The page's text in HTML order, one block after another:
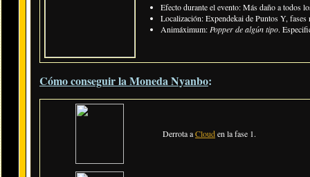
Efecto durante el evento:Más daño a todos
Localización: Expendekai de Puntos Y, fases
Animáximum: Popper de algún tipo.
Cómo conseguir la Moneda Nyanbo:
Derrota aClouden la fase 1.